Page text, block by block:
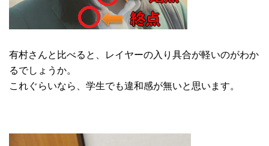
有村さんと比べると、レイヤーの入り具合が軽いのがわか
るでしょうか。
これぐらいなら、学生でも違和感が無いと思います。